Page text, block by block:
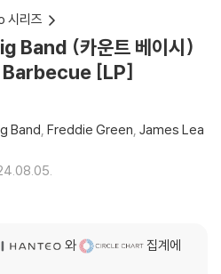
리즈
Band (카운트 베이시)
[LP]
Band Freddie Green James Lea
와
집계에